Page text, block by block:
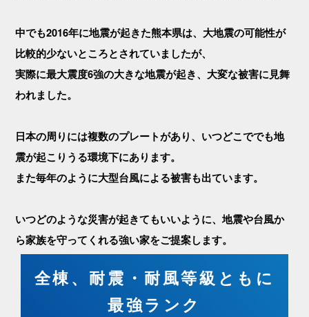
中でも2016年に地震が起きた熊本県は、大地震の可能性が
比較的少ないところとされていましたが、
実際に最大震度6強の大きな地震が起き、大変な被害に見舞
われました。
日本の周りには複数のプレートがあり、いつどこででも地
震が起こりうる環境下にあります。
また毎年のように大型台風による被害も出ています。
いつどのような災害が起きてもいいように、地震や台風か
ら家族を守ってくれる強い家をご提案します。
全棟、耐震・耐風等級ともに
最強ランク